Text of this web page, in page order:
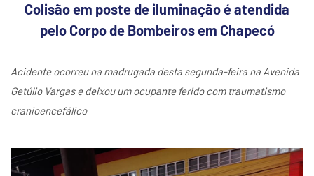
Colisão em poste de iluminação é atendida
pelo Corpo de Bombeiros em Chapecó
Acidente ocorreu na madrugada desta segunda-feira na Avenida
Getúlio Vargas e deixou um ocupante ferido com traumatismo
cranioencefálico